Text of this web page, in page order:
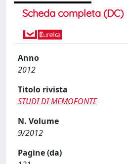
Scheda completa (DC)
Anno
2012
Titolo rivista
STUDI DI MEMOFONTE
N. Volume
9/2012
Pagine (da)